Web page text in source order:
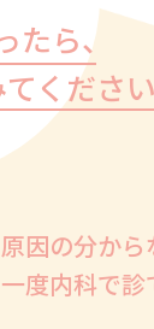
たら、
ください
原因の分から
一度内科で診